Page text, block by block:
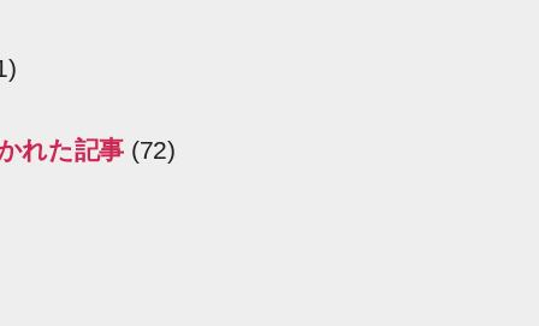
れた記事 (72)